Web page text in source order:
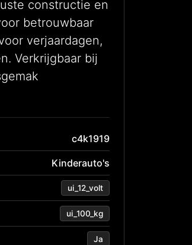
constructie en
betrouwbaar
verjaardagen,
Verkrijgbaar bij
c4k1919
Kinderauto's
ui_12_volt
ui_100_kg
Ja